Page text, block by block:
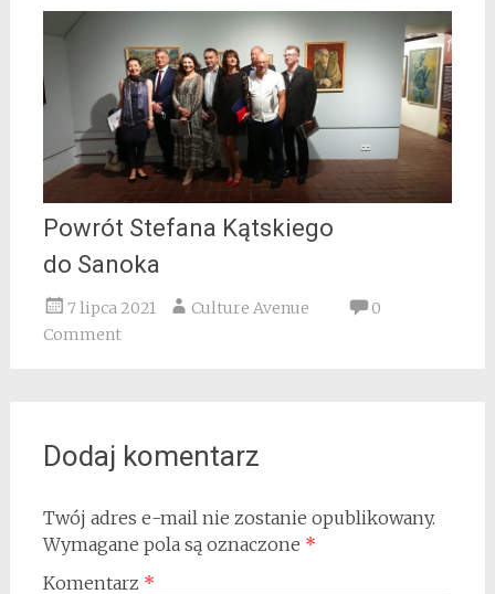
Powrót Stefana Kątskiego
do Sanoka
7 lipca 2021 Culture Avenue
0
Comment
Dodaj komentarz
Twój adres e-mail nie zostanie opublikowany.
Wymagane pola są oznaczone *
Komentarz *